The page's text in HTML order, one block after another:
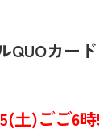
QUOカー
土)ごご6